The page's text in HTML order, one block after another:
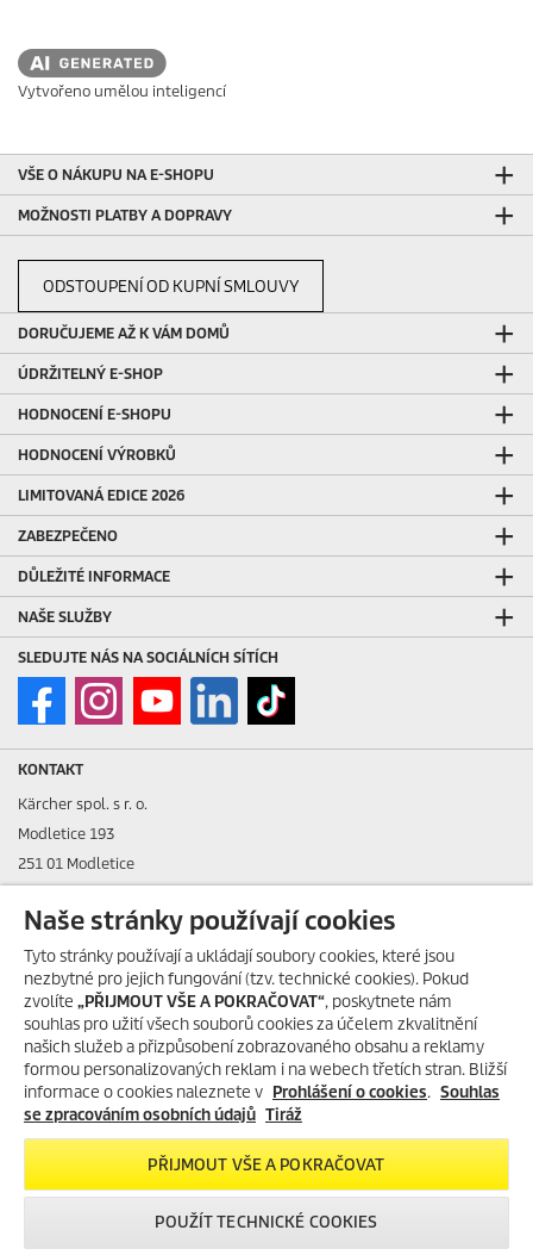
Vytvořeno umělou inteligencí
VŠE O NÁKUPU NA E-SHOPU
MOŽNOSTI PLATBY A DOPRAVY
ODSTOUPENÍ OD KUPNÍ SMLOUVY
DORUČUJEME AŽ K VÁM DOMŮ
ÚDRŽITELNÝ E-SHOP
HODNOCENÍ E-SHOPU
HODNOCENÍ VÝROBKŮ
LIMITOVANÁ EDICE 2026
ZABEZPEČENO
DŮLEŽITÉ INFORMACE
NAŠE SLUŽBY
SLEDUJTE NÁS NA SOCIÁLNÍCH SÍTÍCH
KONTAKT
Kärcher spol. s r. o.
Modletice 193
251 01 Modletice
IČO: 48535761
DIČ: CZ48535761
ID datové schránky: ic4eqpk
> Tiráž
Zákaznická linka:+420 323 555 555
E-mail:info@karcher.cz
Po-Pá: 8-17 hod.
Naše stránky používají cookies
Tyto stránky používají a ukládají soubory cookies, které jsou
nezbytné pro jejich fungování (tzv. technické cookies). Pokud
zvolíte „PŘIJMOUT VŠE A POKRAČOVAT“, poskytnete nám
souhlas pro užití všech souborů cookies za účelem zkvalitnění
našich služeb a přizpůsobení zobrazovaného obsahu a reklamy
formou personalizovaných reklam i na webech třetích stran. Bližší
informace o cookies naleznete v Prohlášení o cookies. Souhlas
se zpracováním osobních údajů Tiráž
PŘIJMOUT VŠE A POKRAČOVAT
POUŽÍT TECHNICKÉ COOKIES